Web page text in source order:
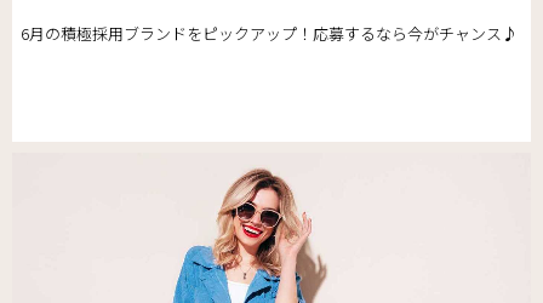
6月の積極採用ブランドをピックアップ！応募するなら今がチャンス♪